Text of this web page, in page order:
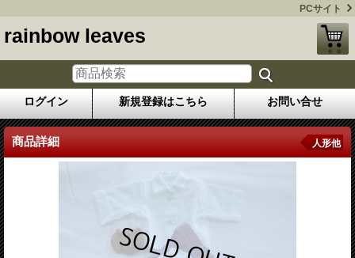
PCサイト
rainbow leaves
ログイン 新規登録はこちら お問い合せ
商品詳細 人形他